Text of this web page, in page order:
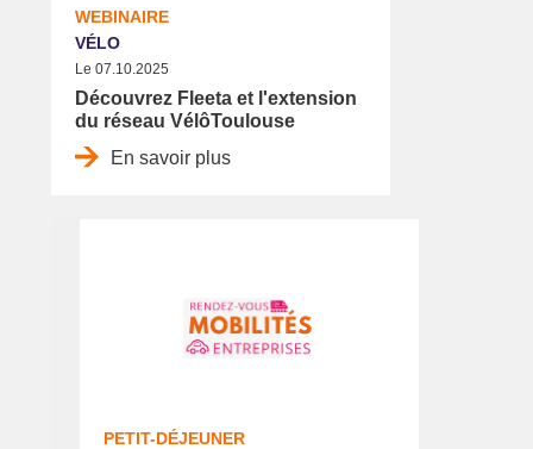
WEBINAIRE
VÉLO
Le 07.10.2025
Découvrez Fleeta et l'extension
du réseau VélôToulouse
En savoir plus
PETIT-DÉJEUNER